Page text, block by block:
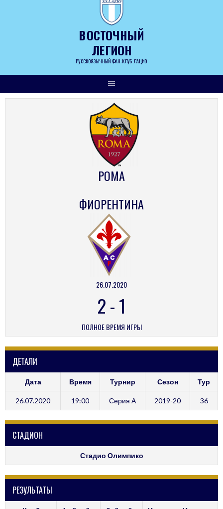
ВОСТОЧНЫЙ
ЛЕГИОН
РУССКОЯЗЫЧНЫЙ ФАН-КЛУБ ЛАЦИО
РОМА
ФИОРЕНТИНА
26.07.2020
2-1
ПОЛНОЕ ВРЕМЯ ИГРЫ
ДЕТАЛИ
Дата Время Турнир Сезон Тур
26.07.2020 19:00 Серия А 2019-20 36
СТАДИОН
Стадио Олимпико
РЕЗУЛЬТАТЫ